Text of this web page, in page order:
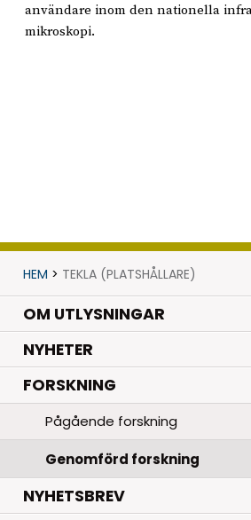
användare inom den nationella
mikroskopi.
HEM > TEKLA (PLATSHÅLLARE)
OM UTLYSNINGAR
NYHETER.
FORSKNING.
Pågående forskning
Genomförd forskning
NYHETSBREV